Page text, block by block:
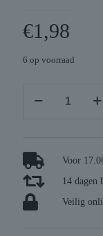
€1,98
6 op voorraad
assorti
aantal
Voor
14 dagen
Veilig